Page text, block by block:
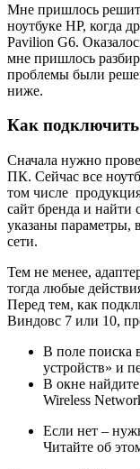
Мне пришлось
ноутбуке HP, когда
Pavilion G6.
мне пришлось
проблемы были
ниже.
Как
Сначала нужно
ПК. Сейчас все
том числе
сайт бренда и
указаны параметры,
сети.
Тем не менее,
тогда любые
Перед тем, как
Виндовс 7 или 10,
В поле поиска
устройств» и
В окне
Wireless
Если нет –
Читайте об